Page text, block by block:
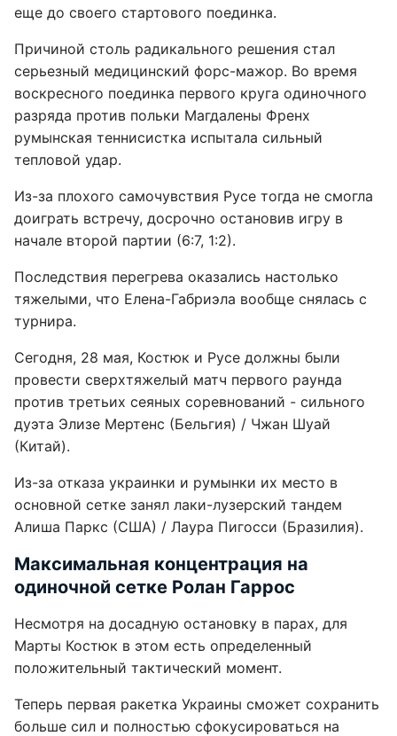
еще до своего стартового поединка.
Причиной столь радикального решения стал
серьезный медицинский форс-мажор. Во время
воскресного поединка первого круга одиночного
разряда против польки Магдалены Френх
румынская теннисистка испытала сильный
тепловой удар.
Из-за плохого самочувствия Русе тогда не смогла
доиграть встречу, досрочно остановив игру в
начале второй партии (6:7, 1:2).
Последствия перегрева оказались настолько
тяжелыми, что Елена-Габриэла вообще снялась с
турнира.
Сегодня, 28 мая, Костюк и Русе должны были
провести сверхтяжелый матч первого раунда
против третьих сеяных соревнований - сильного
дуэта Элизе Мертенс (Бельгия) / Чжан Шуай
(Китай).
Из-за отказа украинки и румынки их место в
основной сетке занял лаки-лузерский тандем
Алиша Паркс (США) / Лаура Пигосси (Бразилия).
Максимальная концентрация на
одиночной сетке Ролан Гаррос
Несмотря на досадную остановку в парах, для
Марты Костюк в этом есть определенный
положительный тактический момент.
Теперь первая ракетка Украины сможет сохранить
больше сил и полностью сфокусироваться на